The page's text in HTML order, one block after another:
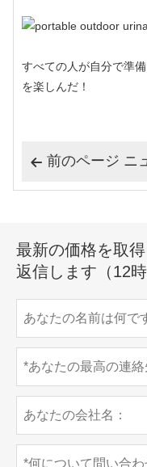
すべての人が自分で準
を楽しんだ！
 前のページ ニ
最新の価格を取
返信します（12時